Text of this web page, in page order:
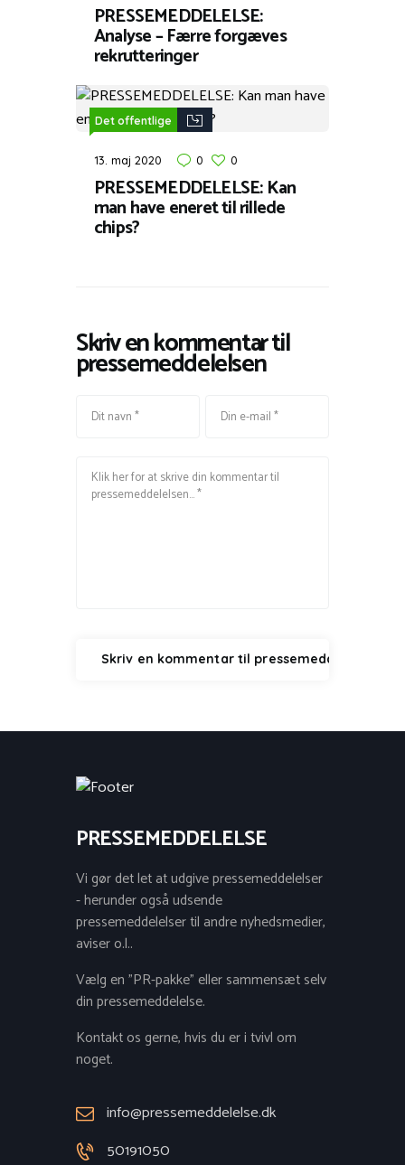
PRESSEMEDDELELSE:
Analyse – Færre forgæves
rekrutteringer
Det offentlige
13. maj 2020 0 0
PRESSEMEDDELELSE: Kan
man have eneret til rillede
chips?
Skriv en kommentar til
pressemeddelelsen
PRESSEMEDDELELSE
Vi gør det let at udgive pressemeddelelser
- herunder også udsende
pressemeddelelser til andre nyhedsmedier,
aviser o.l..
Vælg en "PR-pakke" eller sammensæt selv
din pressemeddelelse.
Kontakt os gerne, hvis du er i tvivl om
noget.
info@pressemeddelelse.dk
50191050